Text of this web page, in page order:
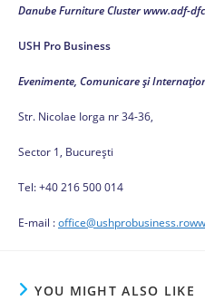
Danube Furniture Cluster
USH Pro Business
Evenimente, Comunicare și
Str. Nicolae Iorga nr 34-36,
Sector 1, București
Tel: +40 216 500 014
E-mail :office@ushprobusiness.ro
YOU MIGHT ALSO LIKE